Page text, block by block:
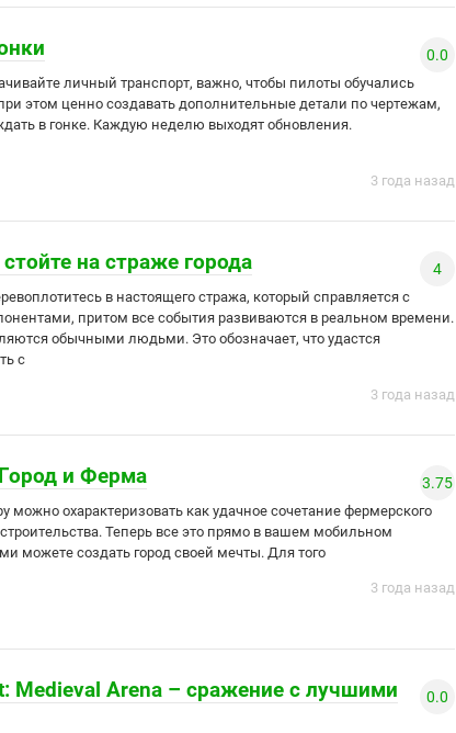
0.0
личный транспорт, важно, чтобы пилоты обучались
этом ценно создавать дополнительные детали по чертежам,
в гонке. Каждую неделю выходят обновления.
3 года назад
на страже города 4
в настоящего стража, который справляется с
притом все события развиваются в реальном времени.
обычными людьми. Это обозначает, что удастся
с
3 года назад
и Ферма 3.75
можно охарактеризовать как удачное сочетание фермерского
Теперь все это прямо в вашем мобильном
можете создать город своей мечты. Для того
3 года назад
Medieval Arena – сражение с лучшими
0.0